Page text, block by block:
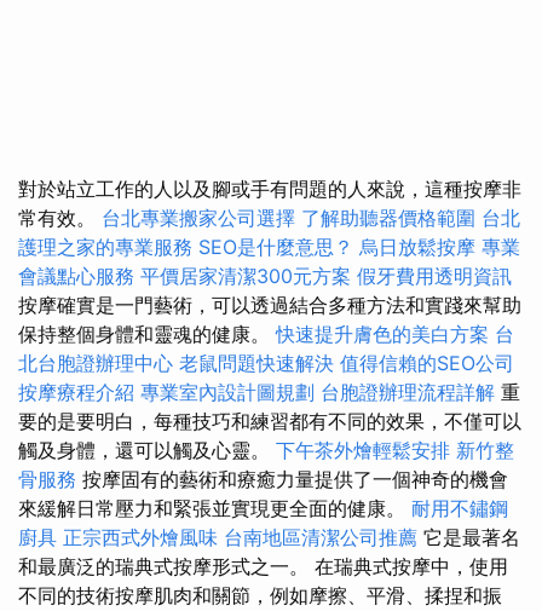
對於站立工作的人以及腳或手有問題的人來說，這種按摩非
常有效。 台北專業搬家公司選擇 了解助聽器價格範圍 台北
護理之家的專業服務 SEO是什麼意思？ 烏日放鬆按摩 專業
會議點心服務 平價居家清潔300元方案 假牙費用透明資訊
按摩確實是一門藝術，可以透過結合多種方法和實踐來幫助
保持整個身體和靈魂的健康。快速提升膚色的美白方案 台
北台胞證辦理中心 老鼠問題快速解決 值得信賴的SEO公司
按摩療程介紹 專業室內設計圖規劃 台胞證辦理流程詳解 重
要的是要明白，每種技巧和練習都有不同的效果，不僅可以
觸及身體，還可以觸及心靈。 下午茶外燴輕鬆安排 新竹整
骨服務 按摩固有的藝術和療癒力量提供了一個神奇的機會
來緩解日常壓力和緊張並實現更全面的健康。 耐用不鏽鋼
廚具 正宗西式外燴風味 台南地區清潔公司推薦 它是最著名
和最廣泛的瑞典式按摩形式之一。 在瑞典式按摩中，使用
不同的技術按摩肌肉和關節，例如摩擦、平滑、揉捏和振